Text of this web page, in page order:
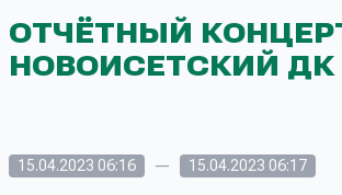
ОТЧЁТНЫЙ
НОВОИСЕТСКИЙ ДК
15.04.2023 06:16 — 15.04.2023 06:17